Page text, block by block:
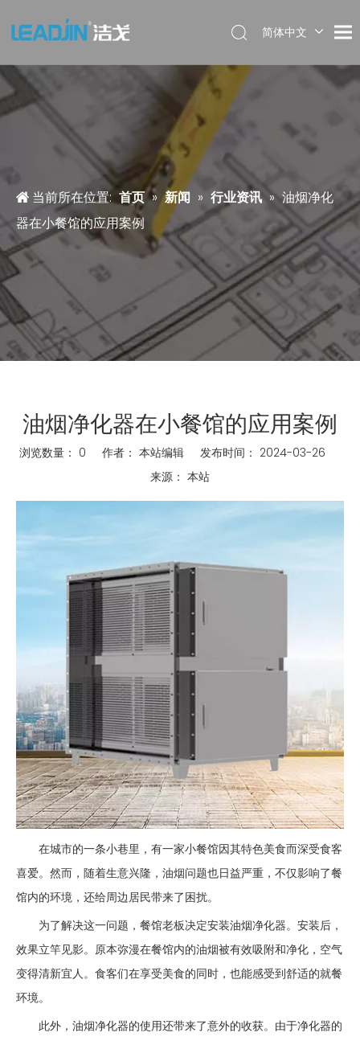
简体中文
当前所在位置: 首页 » 新闻 » 行业资讯 » 油烟净化
器在小餐馆的应用案例
油烟净化器在小餐馆的应用案例
浏览数量： 0 作者： 本站编辑 发布时间： 2024-03-26
来源： 本站
["wechat","weibo","qzone","douban","email"]
在城市的一条小巷里，有一家小餐馆因其特色美食而深受食客
喜爱。然而，随着生意兴隆，油烟问题也日益严重，不仅影响了餐
馆内的环境，还给周边居民带来了困扰。
为了解决这一问题，餐馆老板决定安装油烟净化器。安装后，
效果立竿见影。原本弥漫在餐馆内的油烟被有效吸附和净化，空气
变得清新宜人。食客们在享受美食的同时，也能感受到舒适的就餐
环境。
此外，油烟净化器的使用还带来了意外的收获。由于净化器的